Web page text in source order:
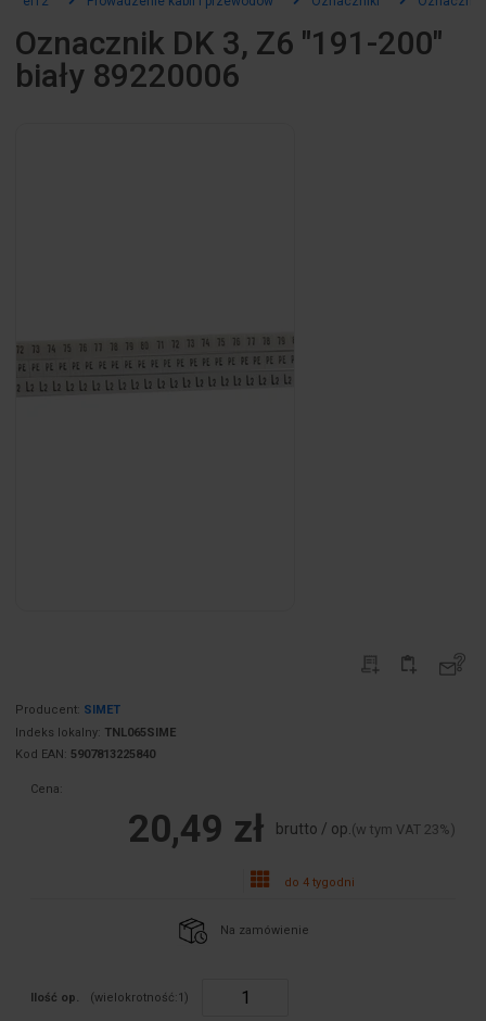
Oznacznik DK 3, Z6 "191-200"
biały 89220006
Producent: SIMET
Indeks lokalny: TNL065SIME
Kod EAN: 5907813225840
Cena:
20,49 zł brutto / op.(w tym VAT 23%)
do 4 tygodni
Na zamówienie
Ilość op. (wielokrotność:1 )